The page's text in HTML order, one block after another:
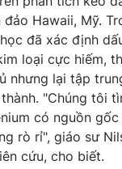
tương lai
Hawaii, Mỹ.
đã xác định
loại cực hiếm,
nhưng lại tập
"Chúng tôi
có nguồn
rò rỉ", giáo sư
cứu, cho biết.